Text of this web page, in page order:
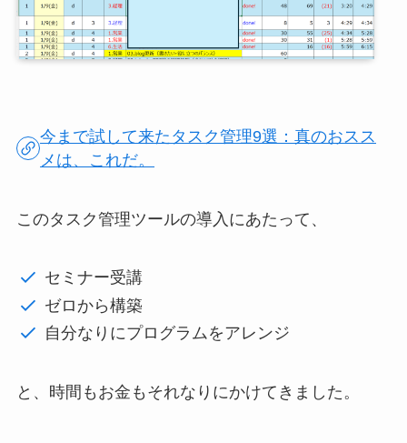
今まで試して来たタスク管理9選：真のおスス
メは、これだ。
このタスク管理ツールの導入にあたって、
セミナー受講
ゼロから構築
自分なりにプログラムをアレンジ
と、時間もお金もそれなりにかけてきました。